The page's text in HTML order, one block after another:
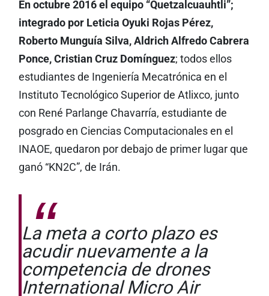
En octubre 2016 el equipo “Quetzalcuauhtli”;
integrado por Leticia Oyuki Rojas Pérez,
Roberto Munguía Silva, Aldrich Alfredo Cabrera
Ponce, Cristian Cruz Domínguez; todos ellos
estudiantes de Ingeniería Mecatrónica en el
Instituto Tecnológico Superior de Atlixco, junto
con René Parlange Chavarría, estudiante de
posgrado en Ciencias Computacionales en el
INAOE, quedaron por debajo de primer lugar que
ganó “KN2C”, de Irán.
La meta a corto plazo es
acudir nuevamente a la
competencia de drones
International Micro Air